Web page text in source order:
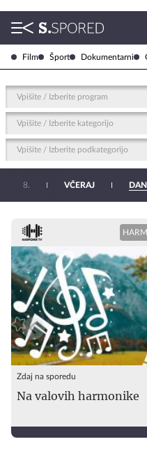
Film Šport Dokumentarni
Vpišite / Izberite program
Vpišite / Izberite kategorijo
Vpišite / Izberite podkategorijo
6. 8. VČERAJ
Zdaj na sporedu
Na valovih harmonike